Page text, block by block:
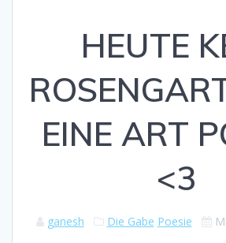
HEUTE
EINE ART
<3
ganesh Die Gabe Poesie